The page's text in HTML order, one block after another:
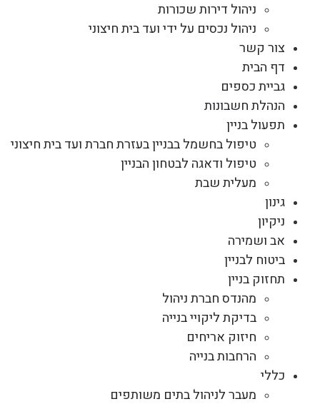
ניהול דירות שכורות
ניהול נכסים על ידי ועד בית חיצוני
צור קשר
דף הבית
גביית כספים
הנהלת חשבונות
תפעול בניין
טיפול בחשמל בבניין בעזרת חברת ועד בית חיצוני
טיפול ודאגה לבטחון הבניין
מעלית שבת
גינון
ניקיון
אב ושמירה
ביטוח לבניין
תחזוק בניין
מהנדס חברת ניהול
בדיקת ליקויי בנייה
חיזוק אריחים
הרחבות בנייה
כללי
מעבר לניהול בתים משותפים